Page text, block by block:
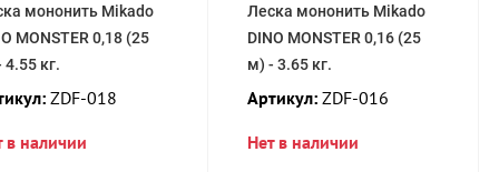
мононить Mikado
MONSTER 0,18 (25
кг.
ZDF-018
в наличии
Леска мононить Mikado
DINO MONSTER 0,16 (25
м) - 3.65 кг.
Артикул:ZDF-016
Нет в наличии